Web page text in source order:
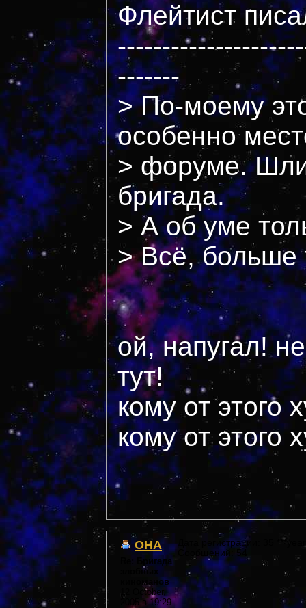
Флейтист
-------
> По-моему
особенно
> форуме.
бригада.
> А об уме
> Всё, больше
ой, напугал!
тут!
кому от этого
кому от этого
OHA
Re: Бригада
злобных
киноманов
12 October,
2005 в 19:29
Дата регистрации: 35
Сообщений: 54